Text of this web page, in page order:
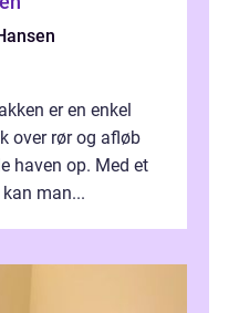
er en enkel
over rør og afløb
haven op. Med et
man...